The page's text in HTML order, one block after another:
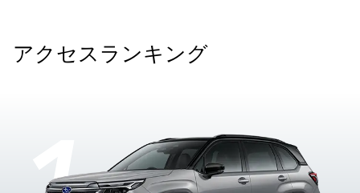
アクセスランキング